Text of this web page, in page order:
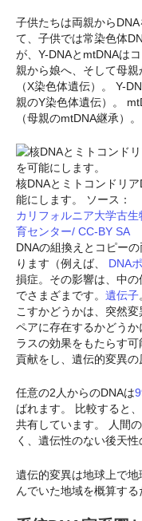
子供たちは両親から
て、子供では常染色体
が、Y-DNAとmtDNAは
親から娘へ、そして母
（X染色体遺伝）。 Y-
親のY染色体遺伝）。
（母親のmtDNA継承）。
核DNAとミトコンドリ
能にします。 ソース：
カリフォルニア大学古
育センター/ CC-BY SA
DNAの組換えとコピー
ります（例えば、
DNA
損症。その影響は、中
でさまざまです。 遺伝子
こすかどうかは、突然
ペアに存在するかどう
ラスの効果をもたらす
貢献をし、遺伝的変異の
任意の2人からのDNAは
ばれます。 比較すると
共有しています。 人間
く、遺伝性のない後天性
遺伝的変異は地球上で
んでいた地域を概算する